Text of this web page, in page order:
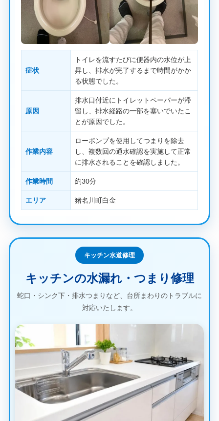
症状
トイレを流すたびに便器内の水位が上
昇し、排水が完了するまで時間がかか
る状態でした。
原因
排水口付近にトイレットペーパーが滞
留し、排水経路の一部を塞いでいたこ
とが原因でした。
作業内容
ローポンプを使用してつまりを除去
し、複数回の通水確認を実施して正常
に排水されることを確認しました。
作業時間 約30分
エリア 猪名川町白金
キッチン水道修理
キッチンの水漏れ・つまり修理
蛇口・シンク下・排水つまりなど、台所まわりのトラブルに
対応いたします。